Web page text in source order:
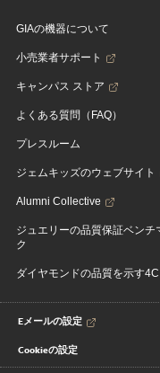
GIAの機器について
小売業者サポート
キャンパス ストア
よくある質問（FAQ）
プレスルーム
ジェムキッズのウェブサイト
Alumni Collective
ジュエリーの品質保証ベンチ
ク
ダイヤモンドの品質を示す4C
Eメールの設定
Cookieの設定